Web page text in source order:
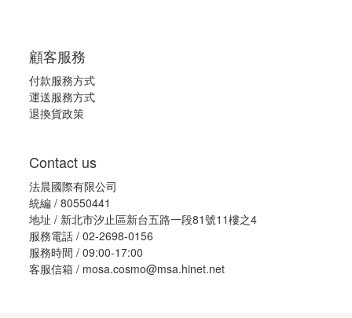
顧客服務
付款服務方式
運送服務方式
退換貨政策
Contact us
法晨國際有限公司
統編 / 80550441
地址 / 新北市汐止區新台五路一段81號11樓之4
服務電話 / 02-2698-0156
服務時間 / 09:00-17:00
客服信箱 / mosa.cosmo@msa.hinet.net